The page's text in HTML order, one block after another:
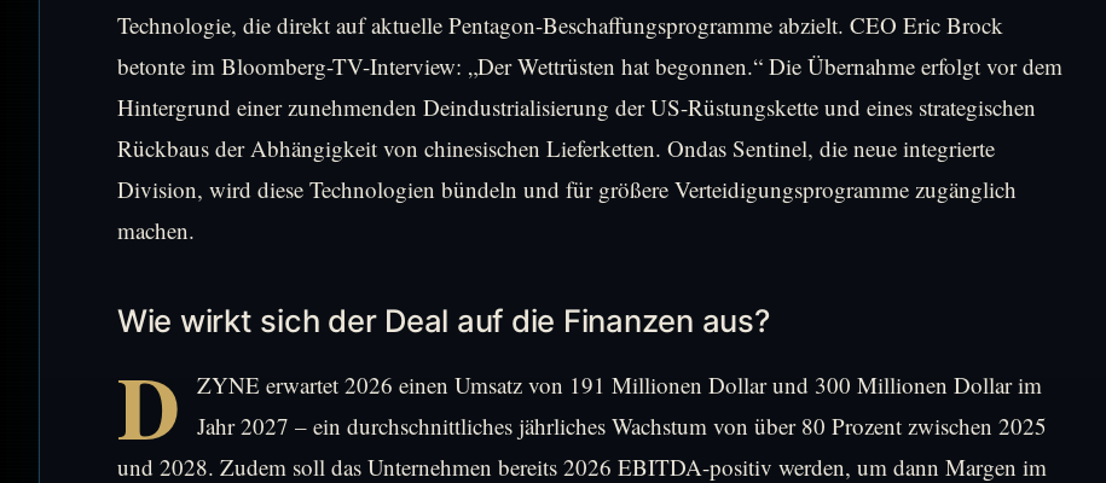
Technologie, die direkt auf aktuelle Pentagon-Beschaffungsprogramme abzielt. CEO Eric Brock
betonte im Bloomberg-TV-Interview: „Der Wettrüsten hat begonnen.“ Die Übernahme erfolgt vor dem
Hintergrund einer zunehmenden Deindustrialisierung der US-Rüstungskette und eines strategischen
Rückbaus der Abhängigkeit von chinesischen Lieferketten. Ondas Sentinel, die neue integrierte
Division, wird diese Technologien bündeln und für größere Verteidigungsprogramme zugänglich
machen.
Wie wirkt sich der Deal auf die Finanzen aus?
D
ZYNE erwartet 2026 einen Umsatz von 191 Millionen Dollar und 300 Millionen Dollar im
Jahr 2027 – ein durchschnittliches jährliches Wachstum von über 80 Prozent zwischen 2025
und 2028. Zudem soll das Unternehmen bereits 2026 EBITDA-positiv werden, um dann Margen im